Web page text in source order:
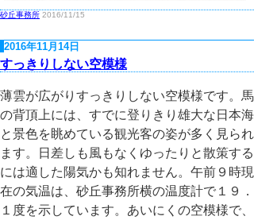
砂丘事務所 2016/11/15
2016年11月14日
すっきりしない空模様
薄雲が広がりすっきりしない空模様です。馬
の背頂上には、すでに登りきり雄大な日本海
と景色を眺めている観光客の姿が多く見られ
ます。日差しも風もなくゆったりと散策する
には適した陽気かも知れません。午前９時現
在の気温は、砂丘事務所横の温度計で１９．
１度を示しています。あいにくの空模様で、